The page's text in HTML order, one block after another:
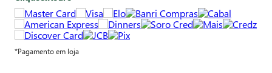
*Pagamento em loja